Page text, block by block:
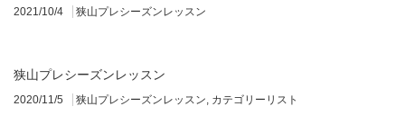
2021/10/4 狭山プレシーズンレッスン
狭山プレシーズンレッスン
2020/11/5 狭山プレシーズンレッスン, カテゴリーリスト